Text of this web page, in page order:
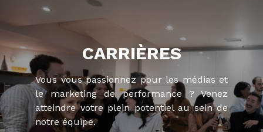
CARRIÈRES
Vous vous passionnez pour les médias et
le marketing de performance ? Venez
atteindre votre plein potentiel au sein de
notre équipe.